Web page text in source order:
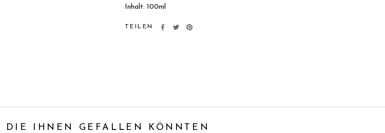
Inhalt: 100ml
TEILEN
DIE IHNEN GEFALLEN KÖNNTEN